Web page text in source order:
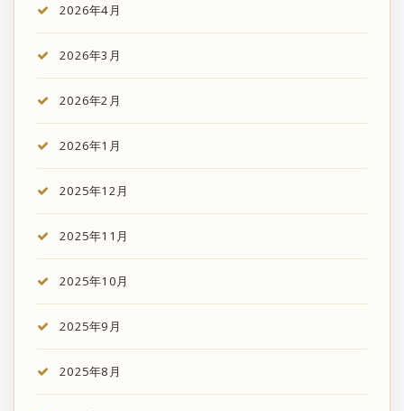
2026年4月
2026年3月
2026年2月
2026年1月
2025年12月
2025年11月
2025年10月
2025年9月
2025年8月